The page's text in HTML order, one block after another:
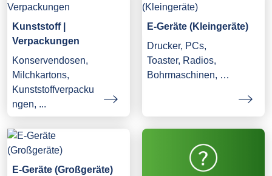
Kunststoff |
Verpackungen
Konservendosen,
Milchkartons,
Kunststoffverpacku
ngen, ...
E-Geräte (Kleingeräte)
Drucker, PCs,
Toaster, Radios,
Bohrmaschinen, …
E-Geräte (Großgeräte)